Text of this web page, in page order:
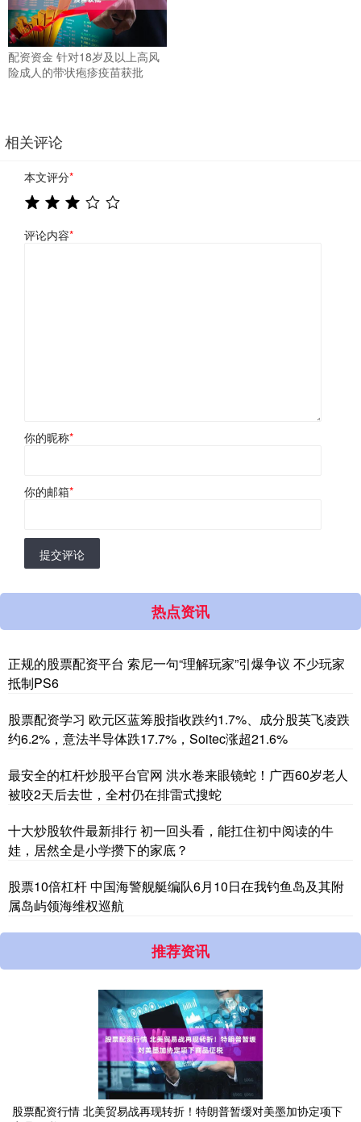
配资资金 针对18岁及以上高风
险成人的带状疱疹疫苗获批
相关评论
本文评分*
评论内容*
你的昵称*
你的邮箱*
提交评论
热点资讯
正规的股票配资平台 索尼一句“理解玩家”引爆争议 不少玩家
抵制PS6
股票配资学习 欧元区蓝筹股指收跌约1.7%、成分股英飞凌跌
约6.2%，意法半导体跌17.7%，Soitec涨超21.6%
最安全的杠杆炒股平台官网 洪水卷来眼镜蛇！广西60岁老人
被咬2天后去世，全村仍在排雷式搜蛇
十大炒股软件最新排行 初一回头看，能扛住初中阅读的牛
娃，居然全是小学攒下的家底？
股票10倍杠杆 中国海警舰艇编队6月10日在我钓鱼岛及其附
属岛屿领海维权巡航
推荐资讯
股票配资行情 北美贸易战再现转折！特朗普暂缓对美墨加协定项下